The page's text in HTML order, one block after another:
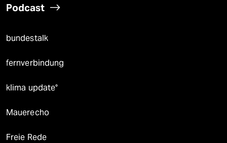
Podcast
bundestalk
fernverbindung
klima update°
Mauerecho
Freie Rede